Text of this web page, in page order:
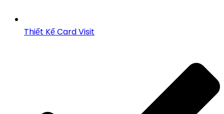
Thiết Kế Card Visit